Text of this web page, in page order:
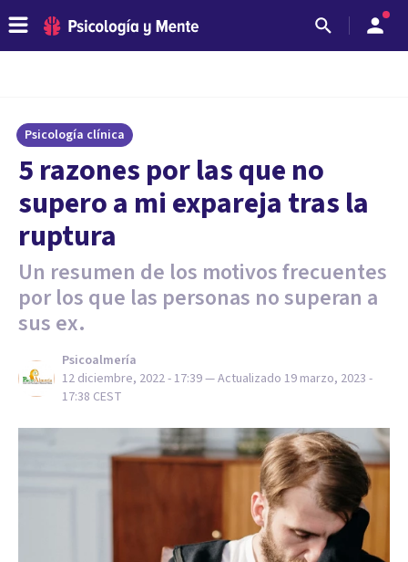
Psicología clínica
5 razones por las que no
supero a mi expareja tras la
ruptura
Un resumen de los motivos frecuentes
por los que las personas no superan a
sus ex.
Psicoalmería
12 diciembre, 2022 - 17:39— Actualizado 19 marzo, 2023 -
17:38 CEST